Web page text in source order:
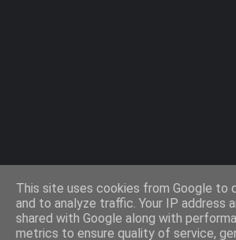
Design by -Templateify
This site uses cookies from Google to
and to analyze traffic. Your IP address
shared with Google along with
metrics to ensure quality of service,